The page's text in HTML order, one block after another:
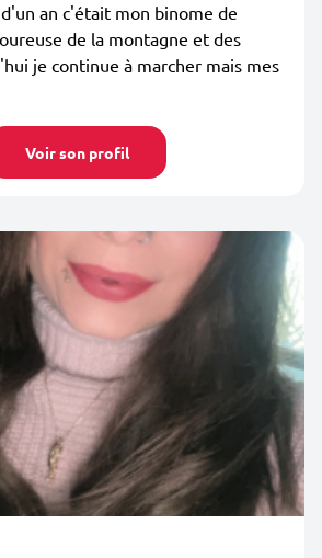
an c'était mon binome de
de la montagne et des
je continue à marcher mais mes
Voir son profil